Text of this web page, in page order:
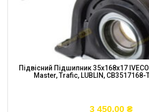
Підвісний Підшипник 35x168x17 IVECO
Master, Trafic, LUBLIN, CB3517168-
3 450,00 ₴